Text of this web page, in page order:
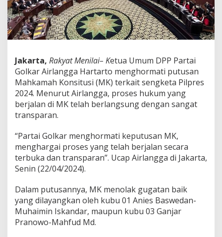
P
a
r
t
a
G
o
l
k
a
r
g
u
c
a
p
a
n
S
e
l
Jakarta, Rakyat Menilai– Ketua Umum DPP Partai
Golkar Airlangga Hartarto menghormati putusan
Mahkamah Konsitusi (MK) terkait sengketa Pilpres
2024. Menurut Airlangga, proses hukum yang
berjalan di MK telah berlangsung dengan sangat
transparan.
“Partai Golkar menghormati keputusan MK,
menghargai proses yang telah berjalan secara
terbuka dan transparan”. Ucap Airlangga di Jakarta,
Senin (22/04/2024).
Dalam putusannya, MK menolak gugatan baik
yang dilayangkan oleh kubu 01 Anies Baswedan-
Muhaimin Iskandar, maupun kubu 03 Ganjar
Pranowo-Mahfud Md.